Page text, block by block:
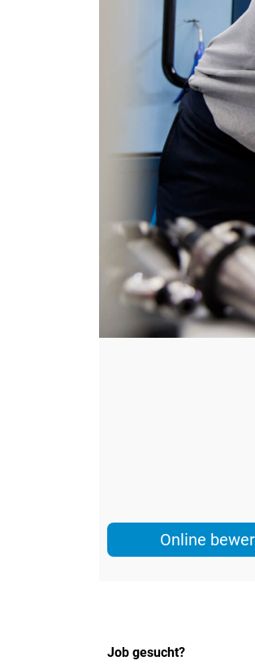
Online
Job gesucht?